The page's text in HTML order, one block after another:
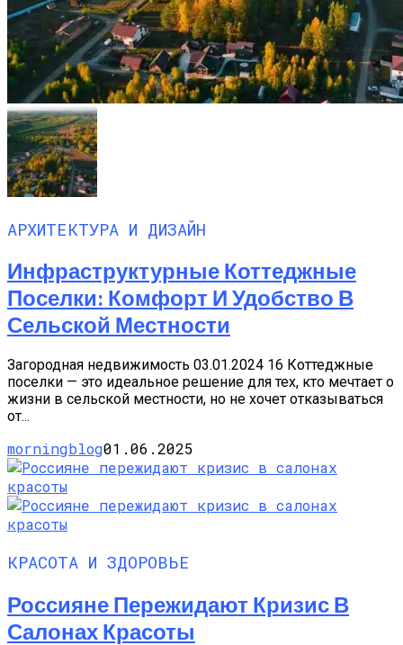
АРХИТЕКТУРА И ДИЗАЙН
Инфраструктурные Коттеджные
Поселки: Комфорт И Удобство В
Сельской Местности
Загородная недвижимость 03.01.2024 16 Коттеджные
поселки — это идеальное решение для тех, кто мечтает о
жизни в сельской местности, но не хочет отказываться
от...
morningblog01.06.2025
КРАСОТА И ЗДОРОВЬЕ
Россияне Пережидают Кризис В
Салонах Красоты